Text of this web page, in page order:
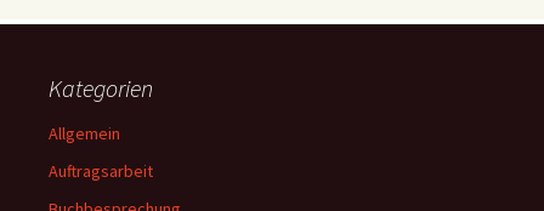
Kategorien
Allgemein
Auftragsarbeit